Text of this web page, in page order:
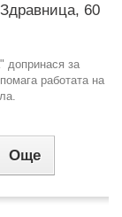
60
допринася за
работата на
Още